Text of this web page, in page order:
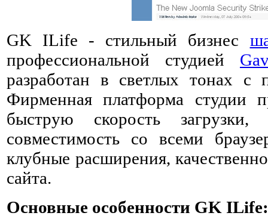
GK ILife - стильный бизнес
профессиональной студией
разработан в светлых тонах с
Фирменная платформа студии
быструю скорость
совместимость со всеми
клубные расширения,
сайта.
Основные особенности GK ILife: